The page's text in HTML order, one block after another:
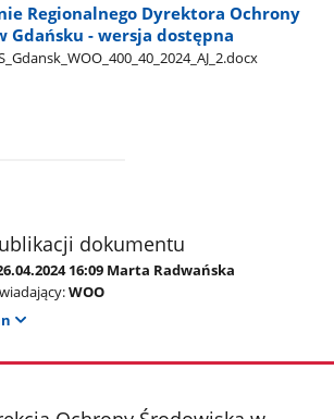
Regionalnego Dyrektora Ochrony
Gdańsku - wersja dostępna
dokumentu
16:09 Marta Radwańska
WOO